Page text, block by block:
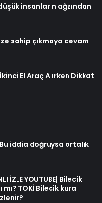
insanların ağzından
sahip çıkmaya devam
El Araç Alırken Dikkat
iddia doğruysa ortalık
İZLE YOUTUBE| Bilecik
mı? TOKİ Bilecik kura